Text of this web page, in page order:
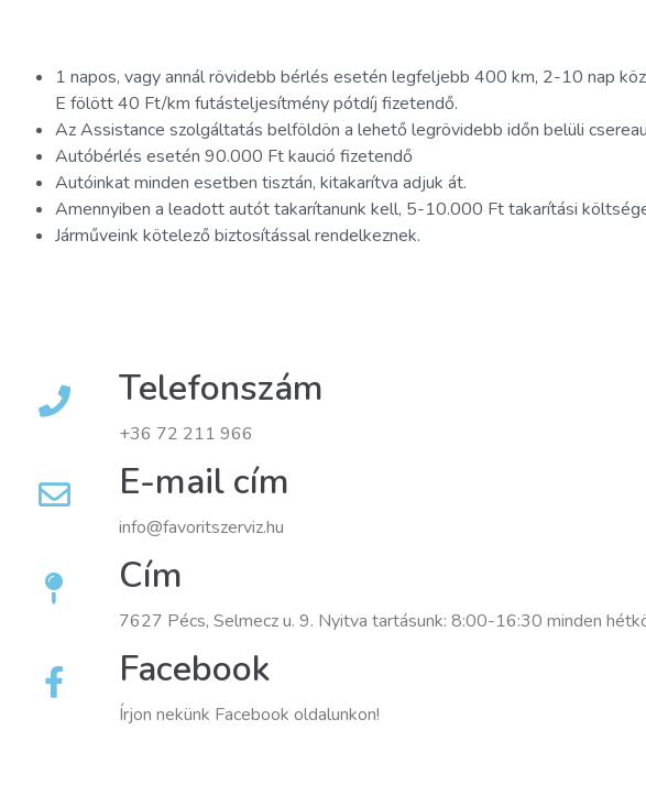
1 napos, vagy annál rövidebb bérlés esetén legfeljebb 400 km, 2-10 nap
E fölött 40 Ft/km futásteljesítmény pótdíj fizetendő.
Az Assistance szolgáltatás belföldön a lehető legrövidebb időn belüli
Autóbérlés esetén 90.000 Ft kaució fizetendő
Autóinkat minden esetben tisztán, kitakarítva adjuk át.
Amennyiben a leadott autót takarítanunk kell, 5-10.000 Ft takarítási
Járműveink kötelező biztosítással rendelkeznek.
Telefonszám
+36 72 211 966
E-mail cím
info@favoritszerviz.hu
Cím
7627 Pécs, Selmecz u. 9. Nyitva tartásunk: 8:00-16:30 minden
Facebook
Írjon nekünk Facebook oldalunkon!